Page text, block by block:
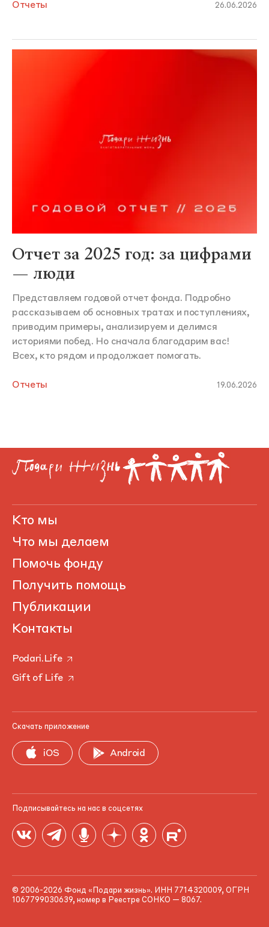
Отчеты 26.06.2026
Отчет за 2025 год: за цифрами
— люди
Представляем годовой отчет фонда. Подробно
рассказываем об основных тратах и поступлениях,
приводим примеры, анализируем и делимся
историями побед. Но сначала благодарим вас!
Всех, кто рядом и продолжает помогать.
Отчеты 19.06.2026
Кто мы
Что мы делаем
Помочь фонду
Получить помощь
Публикации
Контакты
Podari.Life
Gift of Life
Скачать приложение
iOS Android
Подписывайтесь на нас в соцсетях
© 2006-2026 Фонд «Подари жизнь». ИНН 7714320009, ОГРН
1067799030639, номер в Реестре СОНКО — 8067.